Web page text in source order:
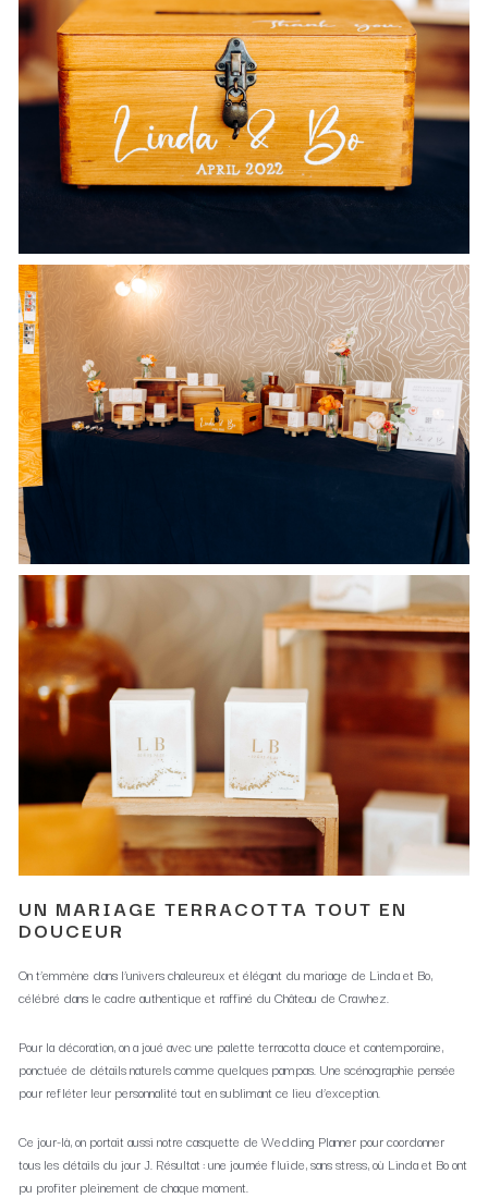
UN MARIAGE TERRACOTTA TOUT EN
DOUCEUR
On t’emmène dans l’univers chaleureux et élégant du mariage de Linda et Bo,
célébré dans le cadre authentique et raffiné du Château de Crawhez.
Pour la décoration, on a joué avec une palette terracotta douce et contemporaine,
ponctuée de détails naturels comme quelques pampas. Une scénographie pensée
pour refléter leur personnalité tout en sublimant ce lieu d’exception.
Ce jour-là, on portait aussi notre casquette de Wedding Planner pour coordonner
tous les détails du jour J. Résultat : une journée fluide, sans stress, où Linda et Bo ont
pu profiter pleinement de chaque moment.